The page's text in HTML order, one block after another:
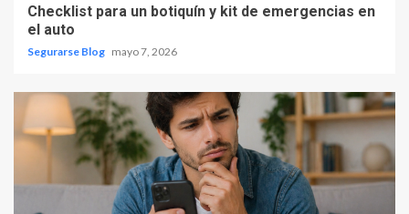
Checklist para un botiquín y kit de emergencias en
el auto
Segurarse Blog mayo 7, 2026